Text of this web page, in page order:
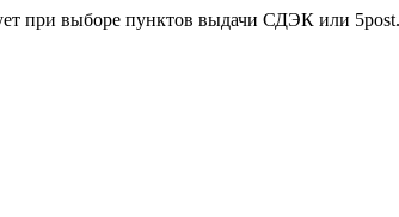
при выборе пунктов выдачи СДЭК или 5post.